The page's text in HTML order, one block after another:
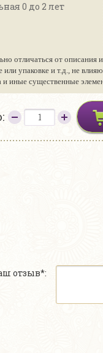
0 до 2 лет
отличаться от
или упаковке и т.д., не
иные существенные
отзыв*: